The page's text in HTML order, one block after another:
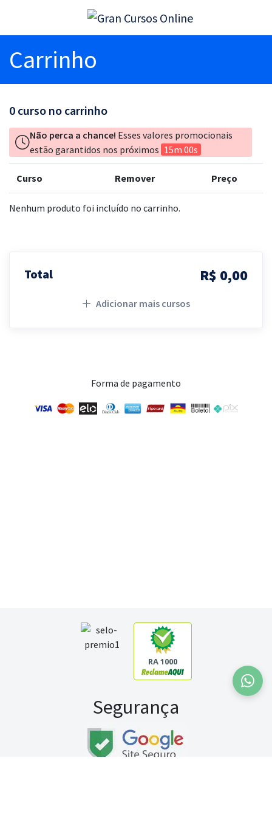
Carrinho
0 curso no carrinho
Não perca a chance! Esses valores promocionais
estão garantidos nos próximos 15m 00s
Curso Remover Preço
Nenhum produto foi incluído no carrinho.
Total R$ 0,00
Adicionar mais cursos
Forma de pagamento
RA 1000
Segurança